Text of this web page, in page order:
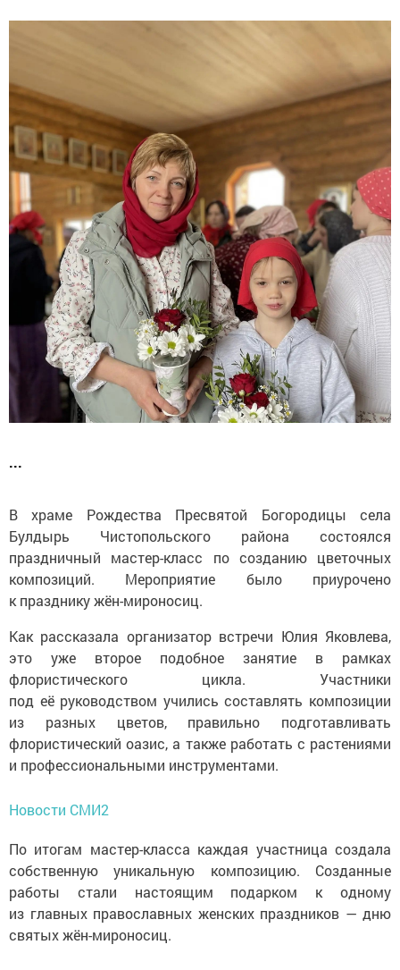
...
В храме Рождества Пресвятой Богородицы села
Булдырь Чистопольского района состоялся
праздничный мастер-класс по созданию цветочных
композиций. Мероприятие было приурочено
к празднику жён-мироносиц.
Как рассказала организатор встречи Юлия Яковлева,
это уже второе подобное занятие в рамках
флористического цикла. Участники
под её руководством учились составлять композиции
из разных цветов, правильно подготавливать
флористический оазис, а также работать с растениями
и профессиональными инструментами.
Новости СМИ2
По итогам мастер-класса каждая участница создала
собственную уникальную композицию. Созданные
работы стали настоящим подарком к одному
из главных православных женских праздников — дню
святых жён-мироносиц.